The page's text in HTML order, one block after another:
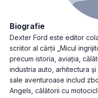
Biografie
Dexter Ford este editor
scriitor al cărții „Micul
precum istoria, aviația,
industria auto, arhitectura
sale aventuroase includ
Angels, călătorii cu